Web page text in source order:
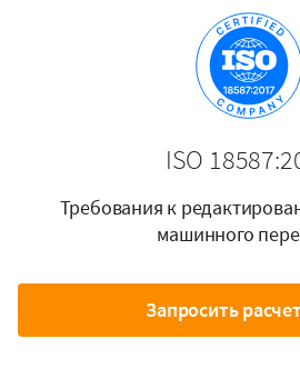
ISO
Требования к
машинного
Запросить